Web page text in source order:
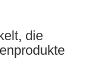
die